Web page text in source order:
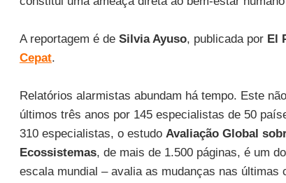
A reportagem é de Silvia Ayuso, publicada por El
Cepat.
Relatórios alarmistas abundam há tempo. Este
últimos três anos por 145 especialistas de 50
310 especialistas, o estudo Avaliação Global
Ecossistemas, de mais de 1.500 páginas, é um
escala mundial – avalia as mudanças nas últimas